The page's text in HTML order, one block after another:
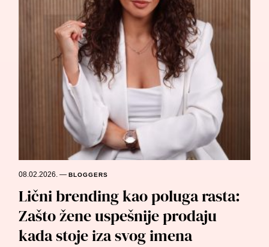
08.02.2026.—BLOGGERS
Lični brending kao poluga rasta:
Zašto žene uspešnije prodaju
kada stoje iza svog imena